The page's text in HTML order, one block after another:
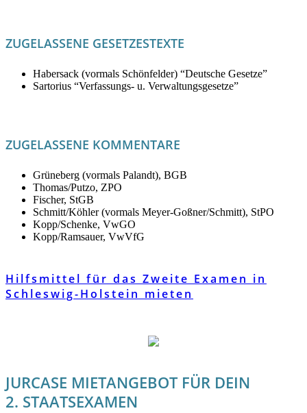
ZUGELASSENE GESETZESTEXTE
Habersack (vormals Schönfelder) “Deutsche Gesetze”
Sartorius “Verfassungs- u. Verwaltungsgesetze”
ZUGELASSENE KOMMENTARE
Grüneberg (vormals Palandt), BGB
Thomas/Putzo, ZPO
Fischer, StGB
Schmitt/Köhler (vormals Meyer-Goßner/Schmitt), StPO
Kopp/Schenke, VwGO
Kopp/Ramsauer, VwVfG
Hilfsmittel für das Zweite Examen in
Schleswig-Holstein mieten
JURCASE MIETANGEBOT FÜR DEIN
2. STAATSEXAMEN